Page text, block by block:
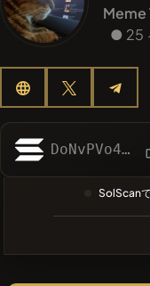
Meme
● 25
DoNvPVo4QrtXAdbj4VdCn6eqSpNjyeYhcLdVMpTZpump
SolScan